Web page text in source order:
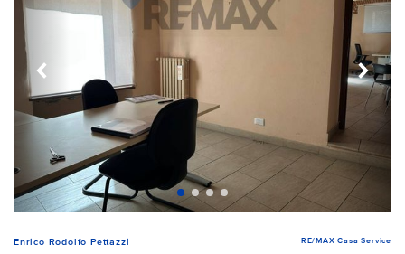
Enrico Rodolfo Pettazzi RE/MAX Casa Service